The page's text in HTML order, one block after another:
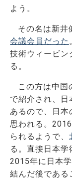
よう。
その名は新井
会議会員だった
技術ウィービン
る。
この方は中国
で紹介され、日
あるので、日本
思われる。
られるようで、
る。直接日本学
2015年に日本
結んだ後である